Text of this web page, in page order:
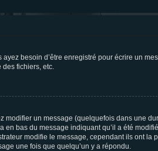
besoin d’être enregistré pour écrire un
des fichiers, etc.
modifier un message (quelquefois dans une
bas du message indiquant qu’il a été
modifie le message, cependant ils ont la
une fois que quelqu’un y a répondu.